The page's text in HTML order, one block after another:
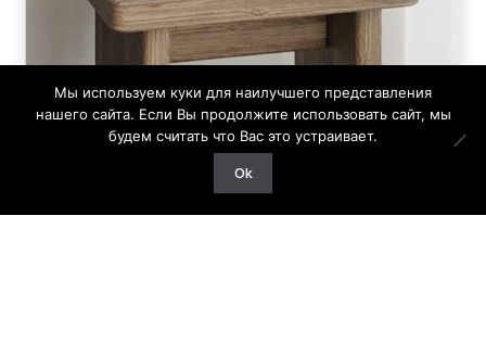
Мы используем куки для наилучшего представления
нашего сайта. Если Вы продолжите использовать сайт, мы
будем считать что Вас это устраивает.
Ok